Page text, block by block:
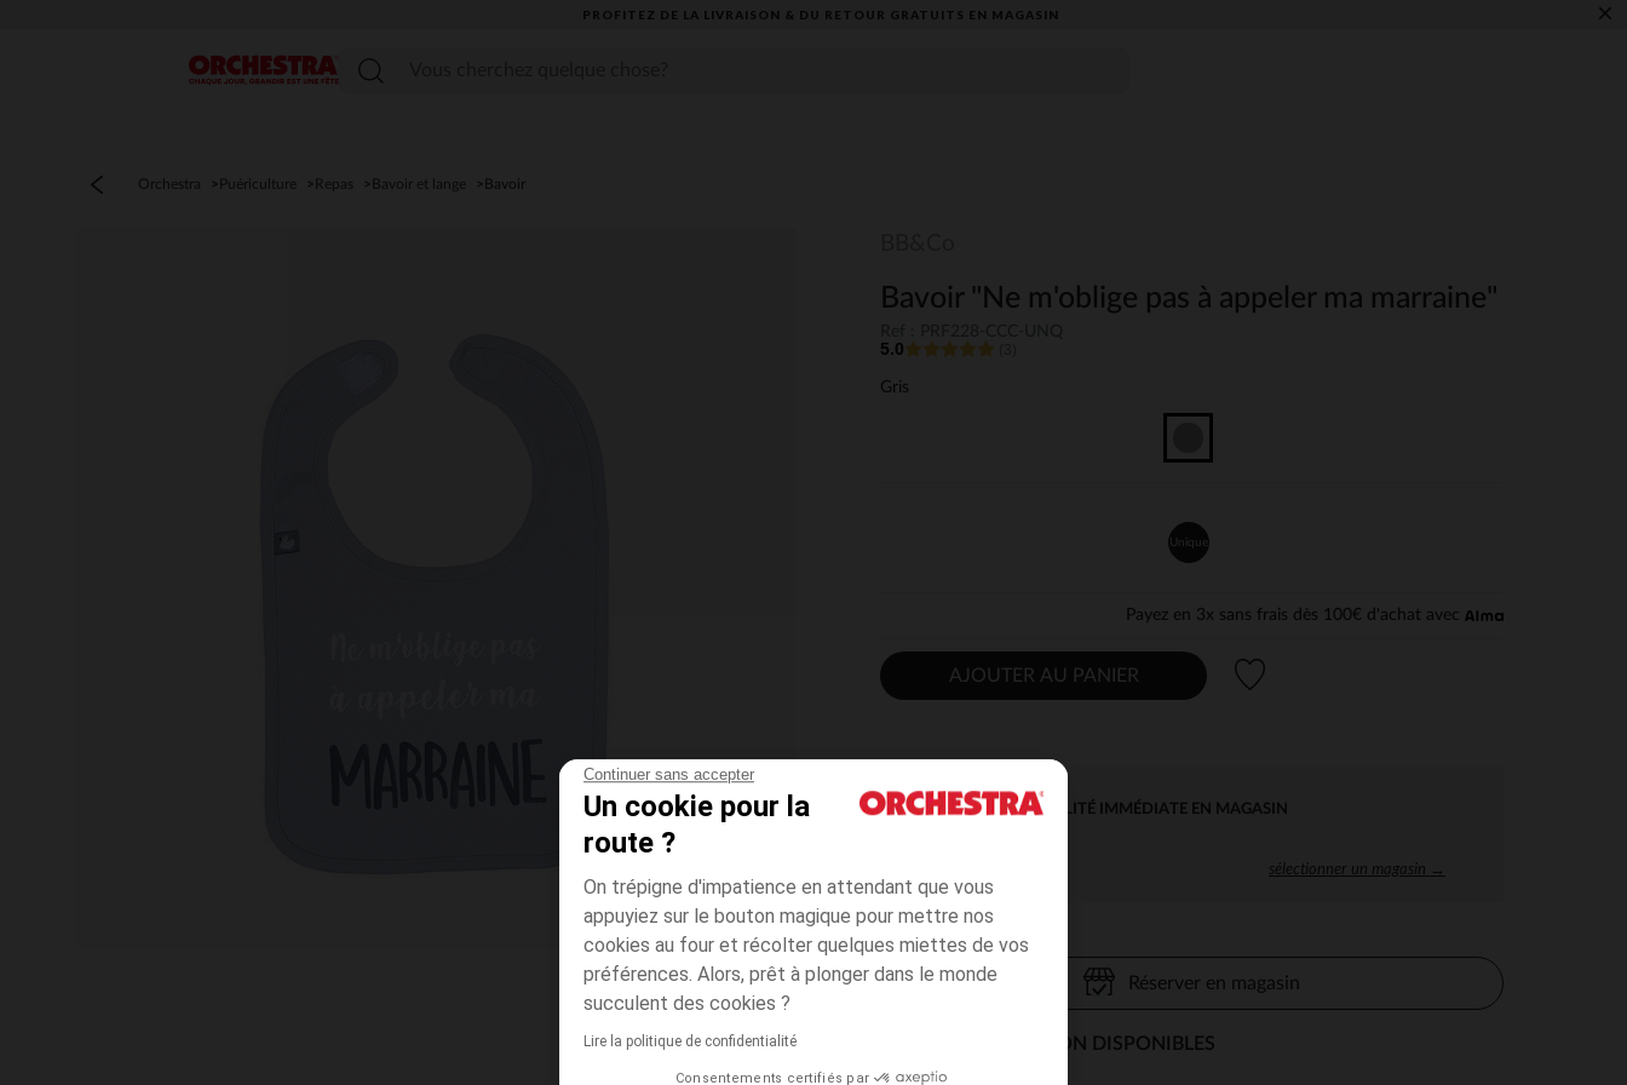
Continuer sans accepter
Un cookie pour la
route ?
On trépigne d'impatience en attendant que vous
appuyiez sur le bouton magique pour mettre nos
cookies au four et récolter quelques miettes de vos
préférences. Alors, prêt à plonger dans le monde
succulent des cookies ?
Lire la politique de confidentialité
Consentements certifiés par
PROFITEZ DE LA LIVRAISON & DU RETOUR GRATUITS EN MAGASIN​ ×
Menu
Orchestra Puériculture Repas Bavoir et lange Bavoir
Bavoir "Ne m'oblige pas à appeler ma marraine"
5.0
Gris
Unique
Payez en 3x sans frais dès 100€ d'achat avec
AJOUTER AU PANIER
DISPONIBILITÉ IMMÉDIATE EN MAGASIN
sélectionner un magasin →
Réserver en magasin
MODES DE LIVRAISON DISPONIBLES